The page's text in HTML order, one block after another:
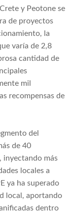
y Peotone se
de proyectos
la
varía de 2,8
cantidad de
mil
recompensas de
del
de 40
inyectando más
locales a
ya ha superado
local, aportando
dentro